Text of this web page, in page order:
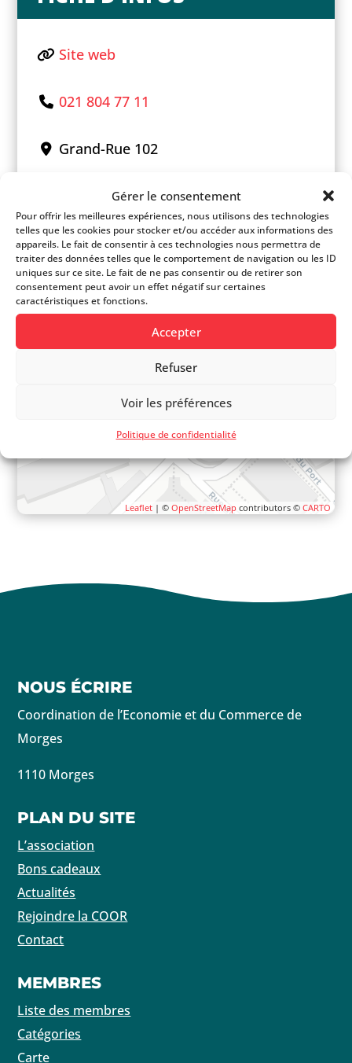
Gérer le consentement
Pour offrir les meilleures expériences, nous utilisons des technologies
telles que les cookies pour stocker et/ou accéder aux informations des
appareils. Le fait de consentir à ces technologies nous permettra de
traiter des données telles que le comportement de navigation ou les ID
uniques sur ce site. Le fait de ne pas consentir ou de retirer son
consentement peut avoir un effet négatif sur certaines
caractéristiques et fonctions.
Accepter
Refuser
Voir les préférences
Politique de confidentialité
Site web
021 804 77 11
Grand-Rue 102
−
Leaflet| © OpenStreetMap contributors © CARTO
NOUS ÉCRIRE
Coordination de l’Economie et du Commerce de
Morges
1110 Morges
PLAN DU SITE
L’association
Bons cadeaux
Actualités
Rejoindre la COOR
Contact
MEMBRES
Liste des membres
Catégories
Carte